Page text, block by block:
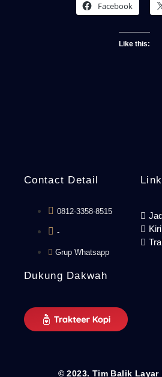
Facebook
Like this:
Contact Detail
0812-3358-8515
-
Grup Whatsapp
Dukung Dakwah
© 2023. Tim Balik Layar